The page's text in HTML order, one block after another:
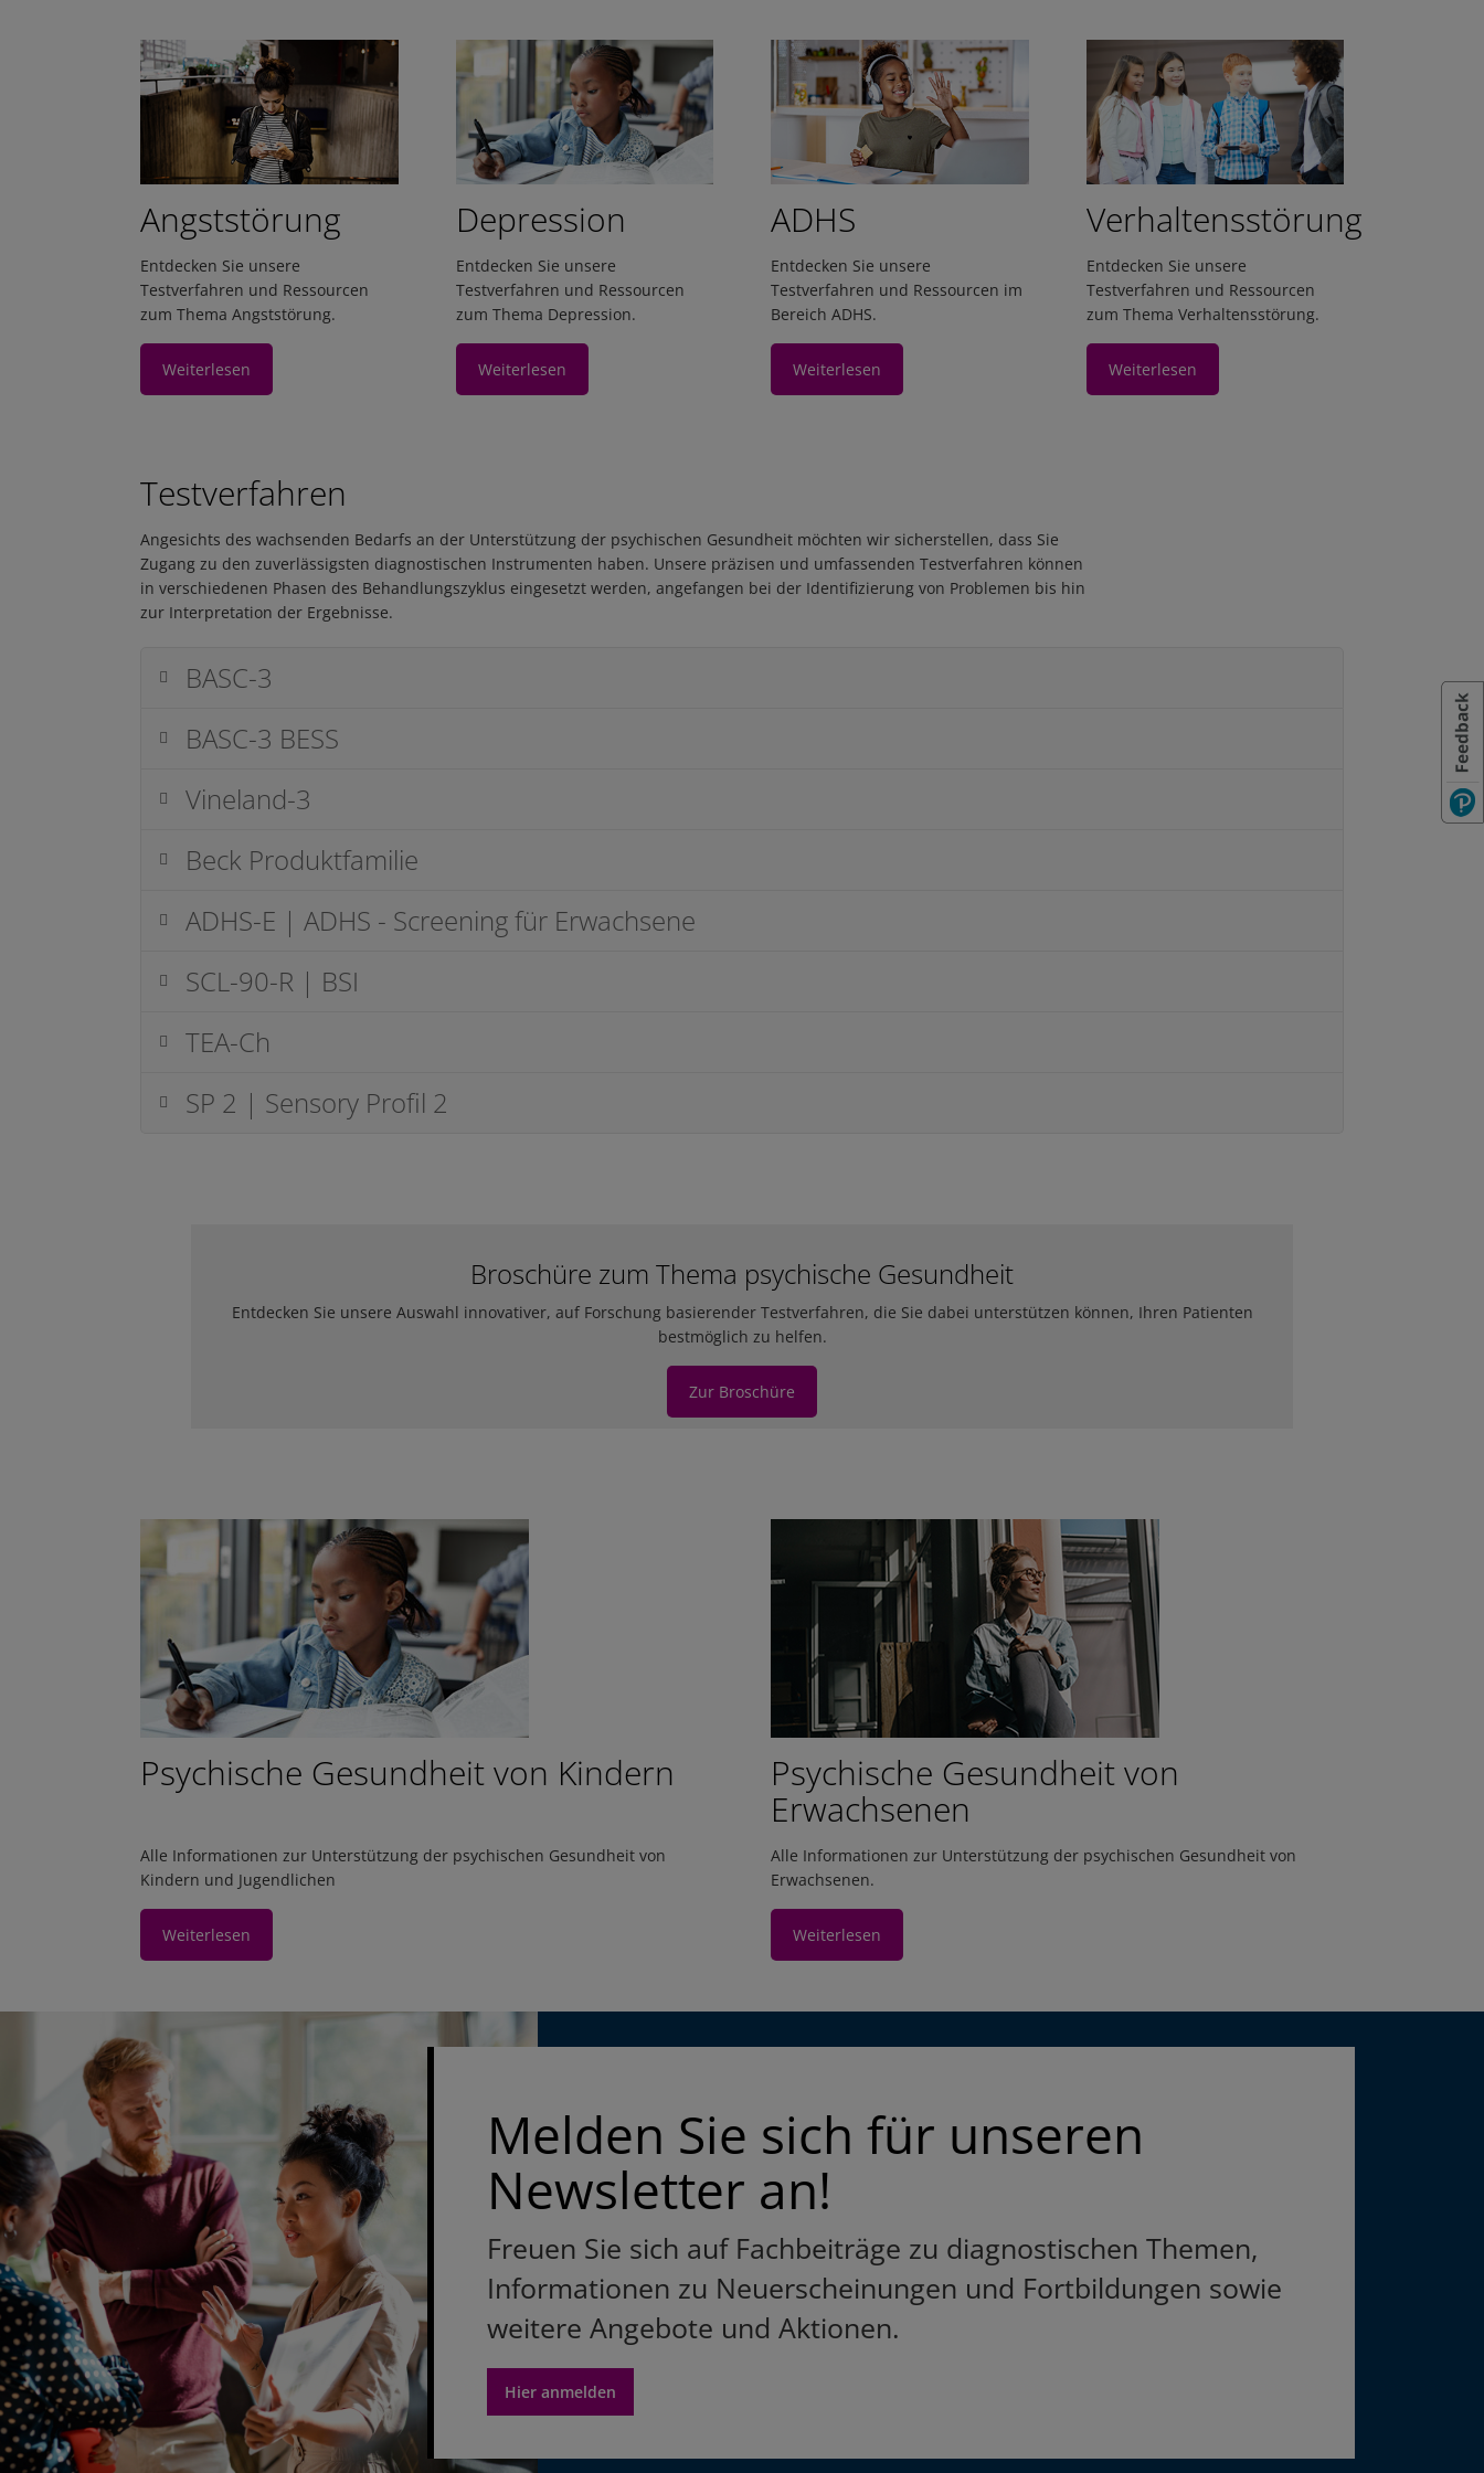
Angststörung
Entdecken Sie unsere
Testverfahren und Ressourcen
zum Thema Angststörung.
Weiterlesen
Depression
Entdecken Sie unsere
Testverfahren und Ressourcen
zum Thema Depression.
Weiterlesen
ADHS
Entdecken Sie unsere
Testverfahren und Ressourcen im
Bereich ADHS.
Weiterlesen
Verhaltensstörung
Entdecken Sie unsere
Testverfahren und Ressourcen
zum Thema Verhaltensstörung.
Weiterlesen
Testverfahren
Angesichts des wachsenden Bedarfs an der Unterstützung der psychischen Gesundheit möchten wir sicherstellen, dass Sie
Zugang zu den zuverlässigsten diagnostischen Instrumenten haben. Unsere präzisen und umfassenden Testverfahren können
in verschiedenen Phasen des Behandlungszyklus eingesetzt werden, angefangen bei der Identifizierung von Problemen bis hin
zur Interpretation der Ergebnisse.
BASC-3
BASC-3 BESS
Vineland-3
Beck Produktfamilie
ADHS-E | ADHS - Screening für Erwachsene
SCL-90-R | BSI
TEA-Ch
SP 2 | Sensory Profil 2
Broschüre zum Thema psychische Gesundheit
Entdecken Sie unsere Auswahl innovativer, auf Forschung basierender Testverfahren, die Sie dabei unterstützen können, Ihren Patienten
bestmöglich zu helfen.
Zur Broschüre
Psychische Gesundheit von Kindern
Alle Informationen zur Unterstützung der psychischen Gesundheit von
Kindern und Jugendlichen
Weiterlesen
Psychische Gesundheit von
Erwachsenen
Alle Informationen zur Unterstützung der psychischen Gesundheit von
Erwachsenen.
Weiterlesen
Melden Sie sich für unseren
Newsletter an!
Freuen Sie sich auf Fachbeiträge zu diagnostischen Themen,
Informationen zu Neuerscheinungen und Fortbildungen sowie
weitere Angebote und Aktionen.
Hier anmelden